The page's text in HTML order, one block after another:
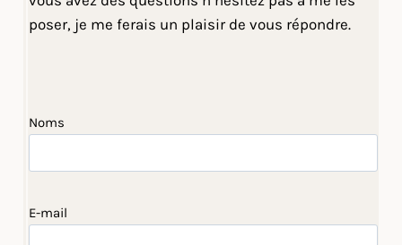
poser, je me ferais un plaisir de vous répondre.
Noms
E-mail